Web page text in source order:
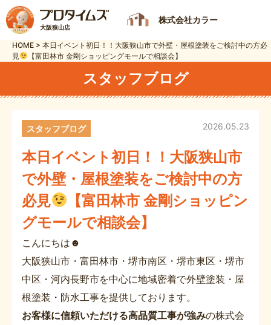
大阪狭山店
株式会社カラー
HOME > 本日イベント初日！！大阪狭山市で外壁・屋根塗装をご検討中の方必
見
【富田林市 金剛ショッピングモールで相談会】
スタッフブログ
本日イベント初日！！大阪狭山市
で外壁・屋根塗装をご検討中の方
必見
【富田林市 金剛ショッピン
グモールで相談会】
2026.05.23
スタッフブログ
こんにちは☻
大阪狭山市・富田林市・堺市南区・堺市東区・堺市
中区・河内長野市を中心に地域密着で外壁塗装・屋
根塗装・防水工事を提供しております。
お客様に信頼いただける高品質工事が強みの株式会